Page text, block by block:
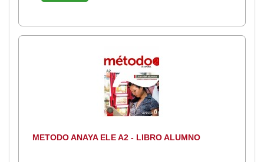
METODO ANAYA ELE A2 - LIBRO ALUMNO